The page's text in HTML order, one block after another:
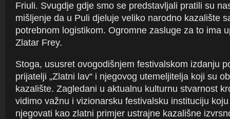
Friuli. Svugdje gdje smo se predstavljali pratili su
mišljenje da u Puli djeluje veliko narodno kazalište
potrebnom logistikom. Ogromne zasluge za to ima
Zlatar Frey.
Stoga, ususret ovogodišnjem festivalskom izdanju
prijatelji „Zlatni lav“ i njegovog utemeljitelja koji su
kazalište. Zagledani u aktualnu kulturnu stvarnost
vidimo važnu i vizionarsku festivalsku instituciju
njegovati kao zlatni primjer ustrajne kazališne